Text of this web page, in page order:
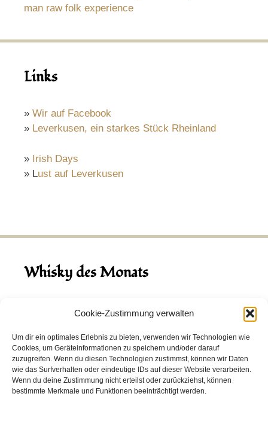
Cookie-Zustimmung verwalten
Um dir ein optimales Erlebnis zu bieten, verwenden wir Technologien wie
Cookies, um Geräteinformationen zu speichern und/oder darauf
zuzugreifen. Wenn du diesen Technologien zustimmst, können wir Daten
wie das Surfverhalten oder eindeutige IDs auf dieser Website verarbeiten.
Wenn du deine Zustimmung nicht erteilst oder zurückziehst, können
bestimmte Merkmale und Funktionen beeinträchtigt werden.
man raw folk experience
Links
» Wir auf Facebook
» Leverkusen, ein starkes Stück Rheinland
» Irish Days
» Lust auf Leverkusen
Whisky des Monats
August 2026
Hinch Double Wood
Destillerie:Hinch(Irland)
Single Malt, 43.0%
Peated: Nein